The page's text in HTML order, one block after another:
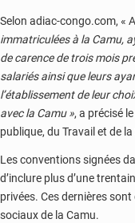
Selon adiac-congo.com, «
immatriculées à la Camu,
de carence de trois mois
salariés ainsi que leurs
l’établissement de leur
avec la Camu », a précisé
publique, du Travail et de
Les conventions signées
d’inclure plus d’une
privées. Ces dernières
sociaux de la Camu.